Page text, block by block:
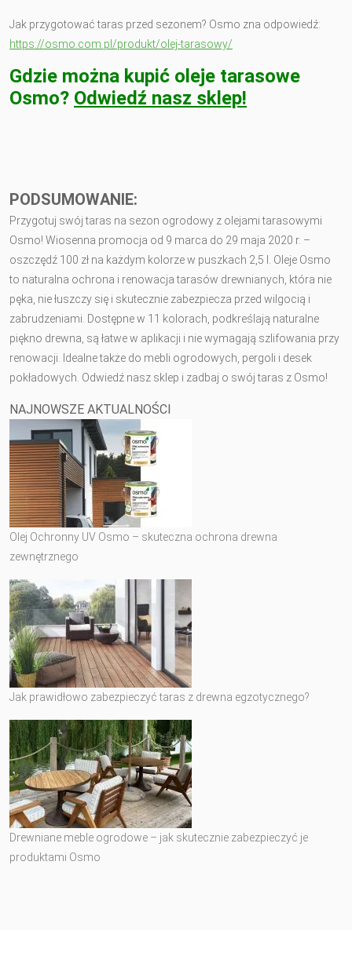
Jak przygotować taras przed sezonem? Osmo zna odpowiedź:
https://osmo.com.pl/produkt/olej-tarasowy/
Gdzie można kupić oleje tarasowe
Osmo? Odwiedź nasz sklep!
PODSUMOWANIE:
Przygotuj swój taras na sezon ogrodowy z olejami tarasowymi
Osmo! Wiosenna promocja od 9 marca do 29 maja 2020 r. –
oszczędź 100 zł na każdym kolorze w puszkach 2,5 l. Oleje Osmo
to naturalna ochrona i renowacja tarasów drewnianych, która nie
pęka, nie łuszczy się i skutecznie zabezpiecza przed wilgocią i
zabrudzeniami. Dostępne w 11 kolorach, podkreślają naturalne
piękno drewna, są łatwe w aplikacji i nie wymagają szlifowania przy
renowacji. Idealne także do mebli ogrodowych, pergoli i desek
pokładowych. Odwiedź nasz sklep i zadbaj o swój taras z Osmo!
NAJNOWSZE AKTUALNOŚCI
Olej Ochronny UV Osmo – skuteczna ochrona drewna
zewnętrznego
Jak prawidłowo zabezpieczyć taras z drewna egzotycznego?
Drewniane meble ogrodowe – jak skutecznie zabezpieczyć je
produktami Osmo